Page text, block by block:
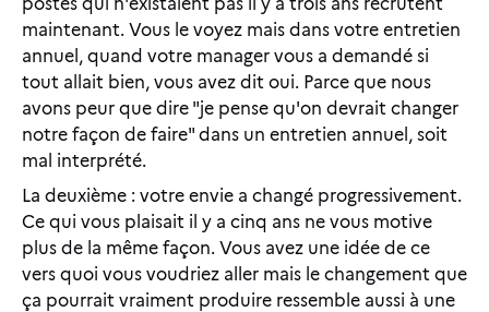
maintenant. Vous le voyez mais dans votre entretien
annuel, quand votre manager vous a demandé si
tout allait bien, vous avez dit oui. Parce que nous
avons peur que dire "je pense qu'on devrait changer
notre façon de faire" dans un entretien annuel, soit
mal interprété.
La deuxième : votre envie a changé progressivement.
Ce qui vous plaisait il y a cinq ans ne vous motive
plus de la même façon. Vous avez une idée de ce
vers quoi vous voudriez aller mais le changement que
ça pourrait vraiment produire ressemble aussi à une